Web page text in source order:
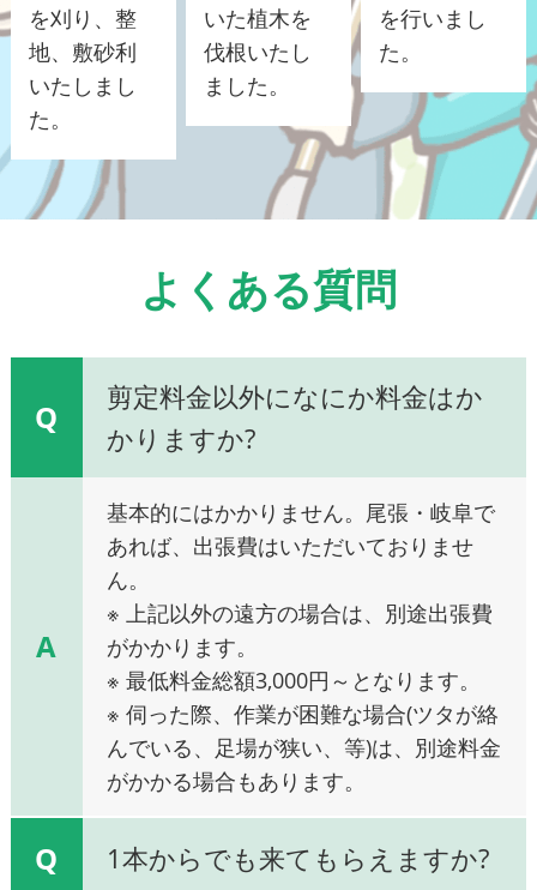
を刈り、整
地、敷砂利
いたしまし
た。
いた植木を
伐根いたし
ました。
を行いまし
た。
よくある質問
Q
剪定料金以外になにか料金はか
かりますか?
A
基本的にはかかりません。尾張・岐阜で
あれば、出張費はいただいておりませ
ん。
※ 上記以外の遠方の場合は、別途出張費
がかかります。
※ 最低料金総額3,000円～となります。
※ 伺った際、作業が困難な場合(ツタが絡
んでいる、足場が狭い、等)は、別途料金
がかかる場合もあります。
Q 1本からでも来てもらえますか?